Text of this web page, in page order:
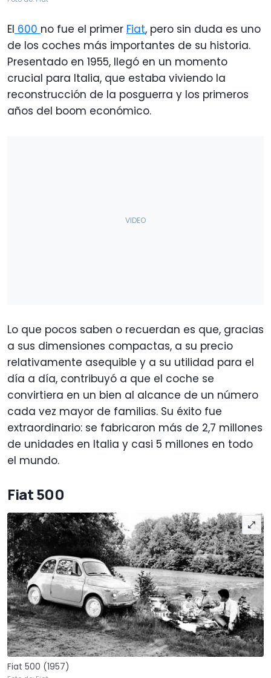
El 600 no fue el primer Fiat, pero sin duda es uno
de los coches más importantes de su historia.
Presentado en 1955, llegó en un momento
crucial para Italia, que estaba viviendo la
reconstrucción de la posguerra y los primeros
años del boom económico.
Lo que pocos saben o recuerdan es que, gracias
a sus dimensiones compactas, a su precio
relativamente asequible y a su utilidad para el
día a día, contribuyó a que el coche se
convirtiera en un bien al alcance de un número
cada vez mayor de familias. Su éxito fue
extraordinario: se fabricaron más de 2,7 millones
de unidades en Italia y casi 5 millones en todo
el mundo.
Fiat 500
Fiat 500 (1957)